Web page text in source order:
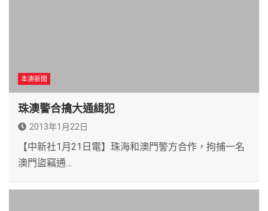
本澳新聞
珠澳警合擒大通緝犯
2013年1月22日
【中新社1月21日電】珠海和澳門警方合作，拘捕一名
澳門盜竊通…